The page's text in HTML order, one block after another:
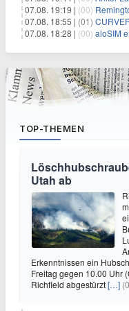
07.08. 19:19 | (00)
07.08. 18:55 | (01) CURVER
07.08. 18:28 | (00) aloSIM
TOP-THEMEN
Utah ab
Erkenntnissen ein
Freitag gegen 10.00 Uhr
Richfield abgestürzt[…]